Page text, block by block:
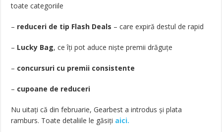
toate categoriile
– reduceri de tip Flash Deals – care expiră destul de rapid
– Lucky Bag, ce îți pot aduce niște premii drăguțe
– concursuri cu premii consistente
– cupoane de reduceri
Nu uitați că din februarie, Gearbest a introdus și plata
ramburs. Toate detaliile le găsiți aici.